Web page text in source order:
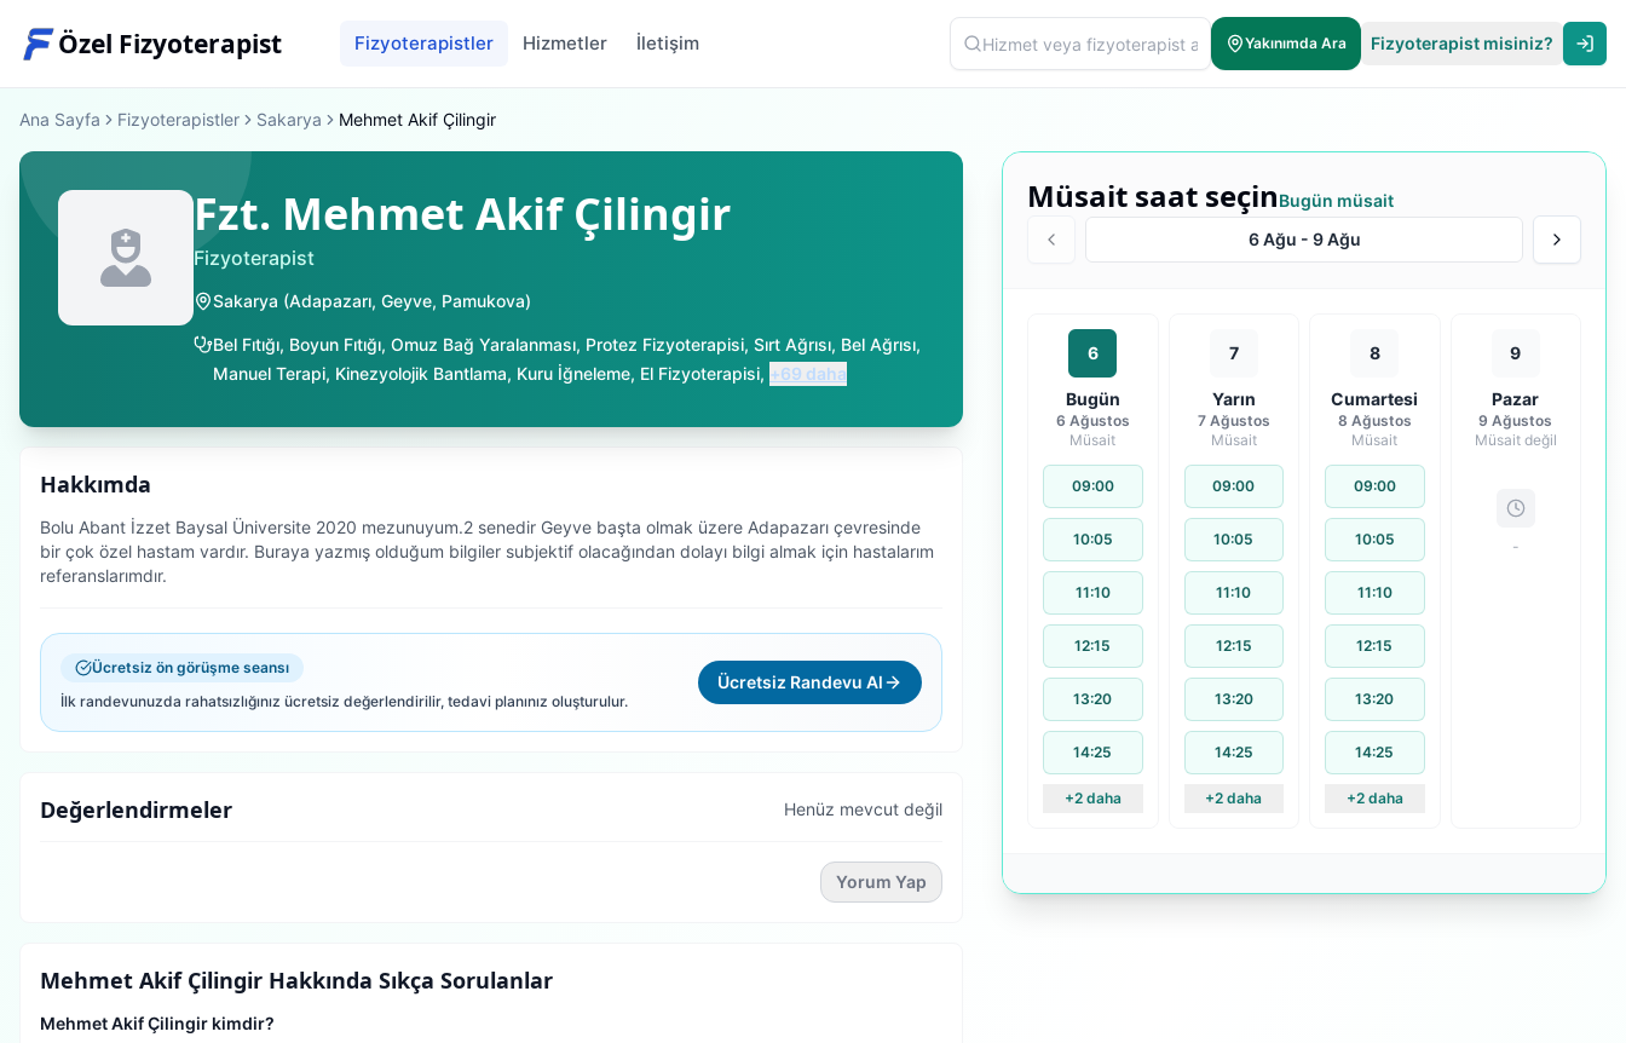
Özel Fizyoterapist Fizyoterapistler Hizmetler İletişim Yakınımda Ara Fizyoterapist misiniz?
Ana Sayfa Fizyoterapistler Sakarya Mehmet Akif Çilingir
Fzt. Mehmet Akif Çilingir
Fizyoterapist
Sakarya (Adapazarı, Geyve, Pamukova)
Bel Fıtığı, Boyun Fıtığı, Omuz Bağ Yaralanması, Protez Fizyoterapisi, Sırt Ağrısı, Bel Ağrısı,
Manuel Terapi, Kinezyolojik Bantlama, Kuru İğneleme, El Fizyoterapisi, +69 daha
Hakkımda
Bolu Abant İzzet Baysal Üniversite 2020 mezunuyum.2 senedir Geyve başta olmak üzere Adapazarı çevresinde
bir çok özel hastam vardır. Buraya yazmış olduğum bilgiler subjektif olacağından dolayı bilgi almak için hastalarım
referanslarımdır.
Ücretsiz ön görüşme seansı
İlk randevunuzda rahatsızlığınız ücretsiz değerlendirilir, tedavi planınız oluşturulur.
Ücretsiz Randevu Al
Değerlendirmeler Henüz mevcut değil
Yorum Yap
Mehmet Akif Çilingir Hakkında Sıkça Sorulanlar
Mehmet Akif Çilingir kimdir?
Müsait saat seçinBugün müsait
6 Ağu - 9 Ağu
6
Bugün
6 Ağustos
Müsait
09:00
10:05
11:10
12:15
13:20
14:25
+2 daha
7
Yarın
7 Ağustos
Müsait
09:00
10:05
11:10
12:15
13:20
14:25
+2 daha
8
Cumartesi
8 Ağustos
Müsait
09:00
10:05
11:10
12:15
13:20
14:25
+2 daha
9
Pazar
9 Ağustos
Müsait değil
-